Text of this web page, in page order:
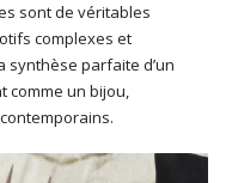
sont de véritables
complexes et
synthèse parfaite d’un
comme un bijou,